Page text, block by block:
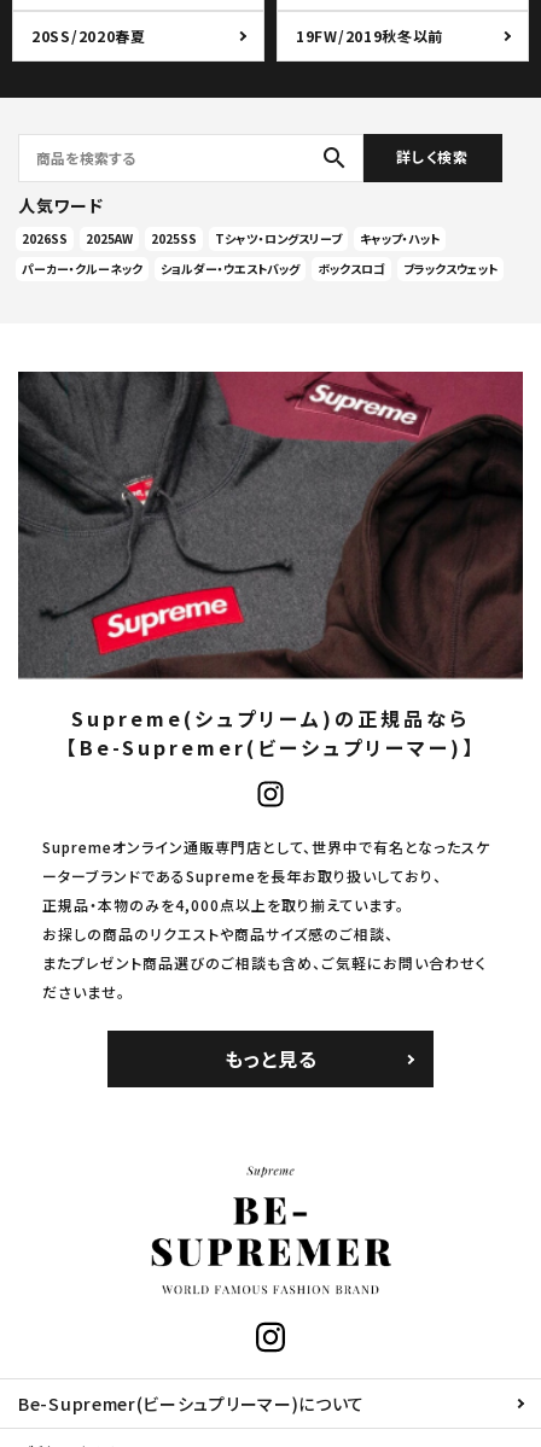
20SS/2020春夏 19FW/2019秋冬以前
search 詳しく検索
人気ワード
2026SS 2025AW 2025SS Tシャツ・ロングスリーブ
キャップ・ハット
パーカー・クルーネック
ショルダー・ウエストバッグ ボックスロゴ ブラックスウェット
Supreme(シュプリーム)の正規品なら
【Be-Supremer(ビーシュプリーマー)】
Supremeオンライン通販専門店として、世界中で有名となったスケ
ーターブランドであるSupremeを長年お取り扱いしており、
正規品・本物のみを4,000点以上を取り揃えています。
お探しの商品のリクエストや商品サイズ感のご相談、
またプレゼント商品選びのご相談も含め、ご気軽にお問い合わせく
ださいませ。
もっと見る
Be-Supremer(ビーシュプリーマー)について